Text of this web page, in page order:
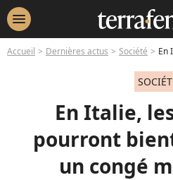
menu
Accueil Dernières actus Société En
En Italie,
pourront
un congé